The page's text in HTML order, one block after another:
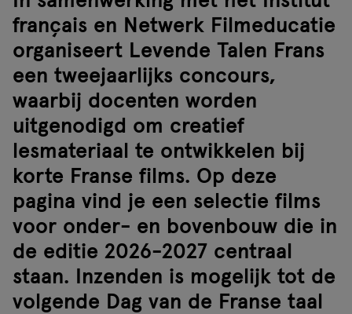
français en Netwerk Filmeducatie
organiseert Levende Talen Frans
een tweejaarlijks concours,
waarbij docenten worden
uitgenodigd om creatief
lesmateriaal te ontwikkelen bij
korte Franse films. Op deze
pagina vind je een selectie films
voor onder- en bovenbouw die in
de editie 2026-2027 centraal
staan. Inzenden is mogelijk tot de
volgende Dag van de Franse taal